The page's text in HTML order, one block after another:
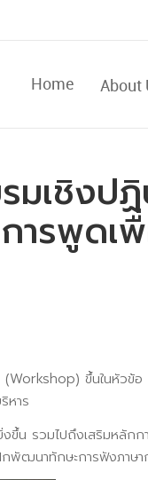
Home About
มเชิงป
ารพูดเ
ขึ้นในหัวข้อ
หาร
ขึ้น รวมไปถึงเสริมหลัก
พัฒนาทักษะการฟังภาษ